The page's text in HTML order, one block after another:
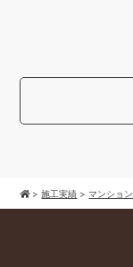
>施工実績 >マンション